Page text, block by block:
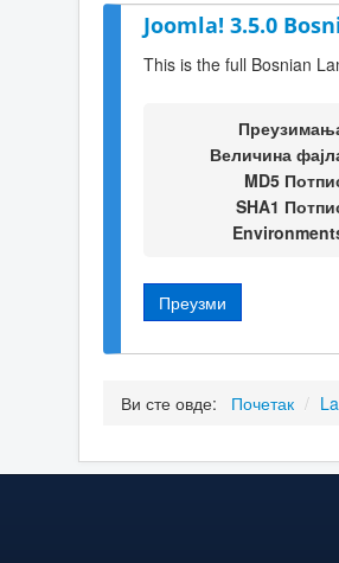
Joomla! 3.5.0
This is the full Bosnian
Величина
MD5
SHA1
Преузми
Ви сте овде: Почетак /